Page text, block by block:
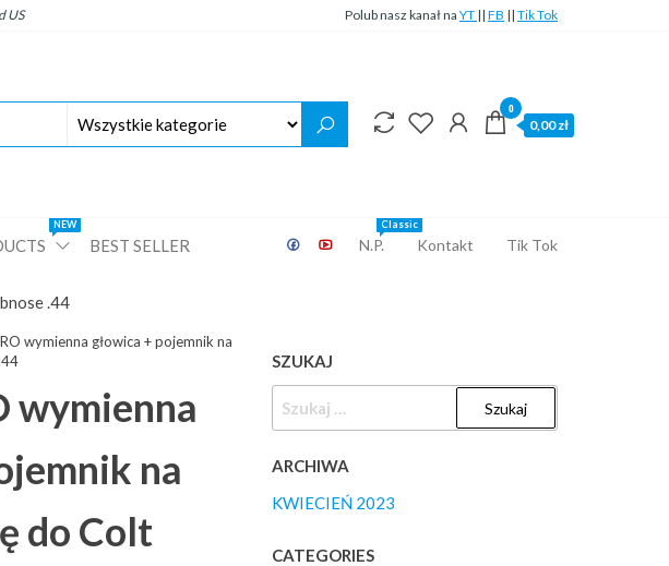
US Polub nasz kanał na YT || FB || Tik Tok
0
0,00 zł
NEW
BEST SELLER N.P.
Classic
Kontakt Tik Tok
.44
wymienna głowica + pojemnik na
wymienna
na
do Colt
SZUKAJ
ARCHIWA
KWIECIEŃ 2023
CATEGORIES